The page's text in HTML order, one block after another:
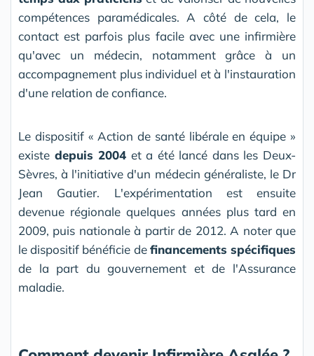
compétences paramédicales. A côté de cela, le
contact est parfois plus facile avec une infirmière
qu'avec un médecin, notamment grâce à un
accompagnement plus individuel et à l'instauration
d'une relation de confiance.
Le dispositif « Action de santé libérale en équipe »
existe depuis 2004 et a été lancé dans les Deux-
Sèvres, à l'initiative d'un médecin généraliste, le Dr
Jean Gautier. L'expérimentation est ensuite
devenue régionale quelques années plus tard en
2009, puis nationale à partir de 2012. A noter que
le dispositif bénéficie definancements spécifiques
de la part du gouvernement et de l'Assurance
maladie.